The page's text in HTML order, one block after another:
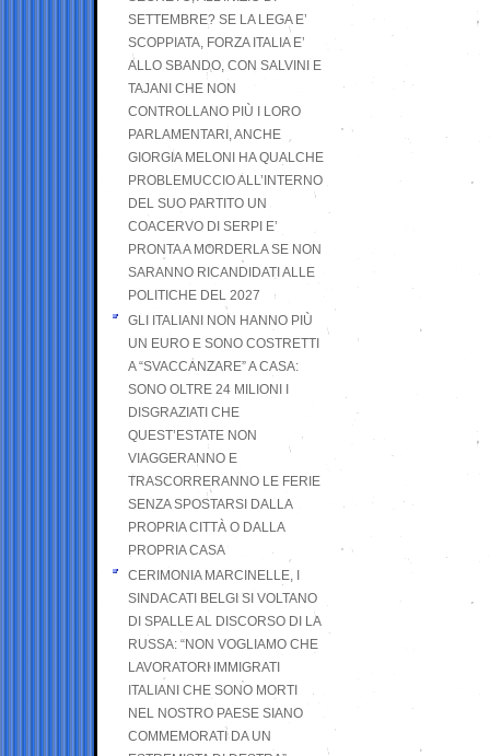
SETTEMBRE? SE LA LEGA E’
SCOPPIATA, FORZA ITALIA E’
ALLO SBANDO, CON SALVINI E
TAJANI CHE NON
CONTROLLANO PIÙ I LORO
PARLAMENTARI, ANCHE
GIORGIA MELONI HA QUALCHE
PROBLEMUCCIO ALL’INTERNO
DEL SUO PARTITO UN
COACERVO DI SERPI E’
PRONTA A MORDERLA SE NON
SARANNO RICANDIDATI ALLE
POLITICHE DEL 2027
GLI ITALIANI NON HANNO PIÙ
UN EURO E SONO COSTRETTI
A “SVACCANZARE” A CASA:
SONO OLTRE 24 MILIONI I
DISGRAZIATI CHE
QUEST’ESTATE NON
VIAGGERANNO E
TRASCORRERANNO LE FERIE
SENZA SPOSTARSI DALLA
PROPRIA CITTÀ O DALLA
PROPRIA CASA
CERIMONIA MARCINELLE, I
SINDACATI BELGI SI VOLTANO
DI SPALLE AL DISCORSO DI LA
RUSSA: “NON VOGLIAMO CHE
LAVORATORI IMMIGRATI
ITALIANI CHE SONO MORTI
NEL NOSTRO PAESE SIANO
COMMEMORATI DA UN